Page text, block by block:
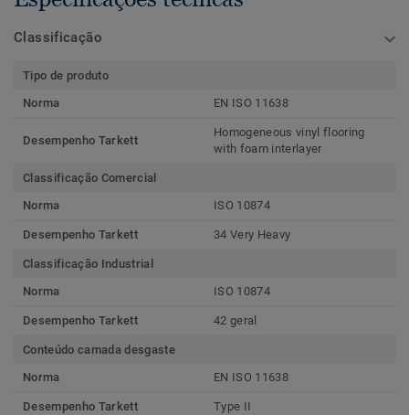
Classificação
Tipo de produto
Norma
EN ISO 11638
Desempenho Tarkett
Homogeneous vinyl flooring
with foam interlayer
Classificação Comercial
Norma
ISO 10874
Desempenho Tarkett 34 Very Heavy
Classificação Industrial
Norma
ISO 10874
Desempenho Tarkett 42 geral
Conteúdo camada desgaste
Norma
EN ISO 11638
Desempenho Tarkett Type II